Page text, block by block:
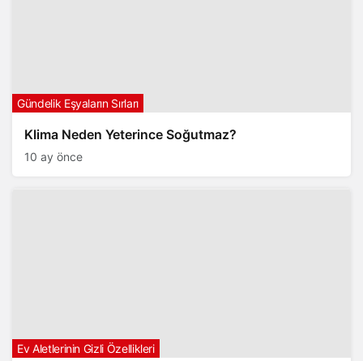
Klima Neden Yeterince Soğutmaz?
Gündelik Eşyaların Sırları
10 ay önce
Ev Aletlerinin Gizli Özellikleri